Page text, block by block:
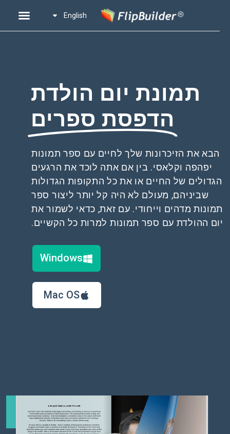
English
תמונת יום הולדת
הדפסת ספרים
הבא את הזיכרונות שלך לחיים עם ספר תמונות
יפהפה וקלאסי. בין אם אתה לוכד את הרגעים
הגדולים של החיים או את כל התקופות הגדולות
שביניהם, מעולם לא היה קל יותר ליצור ספר
תמונות מדהים וייחודי. עם זאת, כדאי לשמור את
יום ההולדת עם ספר תמונות למרות כל הקשיים.
Windows
Mac OS